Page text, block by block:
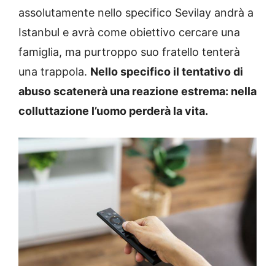
assolutamente nello specifico Sevilay andrà a
Istanbul e avrà come obiettivo cercare una
famiglia, ma purtroppo suo fratello tenterà
una trappola. Nello specifico il tentativo di
abuso scatenerà una reazione estrema: nella
colluttazione l’uomo perderà la vita.